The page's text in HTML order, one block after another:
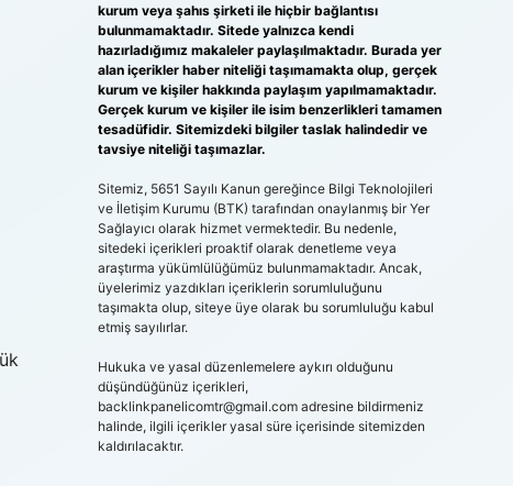
kurum veya şahıs şirketi ile hiçbir bağlantısı
bulunmamaktadır. Sitede yalnızca kendi
hazırladığımız makaleler paylaşılmaktadır. Burada yer
alan içerikler haber niteliği taşımamakta olup, gerçek
kurum ve kişiler hakkında paylaşım yapılmamaktadır.
Gerçek kurum ve kişiler ile isim benzerlikleri tamamen
tesadüfidir. Sitemizdeki bilgiler taslak halindedir ve
tavsiye niteliği taşımazlar.
Sitemiz, 5651 Sayılı Kanun gereğince Bilgi Teknolojileri
ve İletişim Kurumu (BTK) tarafından onaylanmış bir Yer
Sağlayıcı olarak hizmet vermektedir. Bu nedenle,
sitedeki içerikleri proaktif olarak denetleme veya
araştırma yükümlülüğümüz bulunmamaktadır. Ancak,
üyelerimiz yazdıkları içeriklerin sorumluluğunu
taşımakta olup, siteye üye olarak bu sorumluluğu kabul
etmiş sayılırlar.
Hukuka ve yasal düzenlemelere aykırı olduğunu
düşündüğünüz içerikleri,
backlinkpanelicomtr@gmail.comadresine bildirmeniz
halinde, ilgili içerikler yasal süre içerisinde sitemizden
kaldırılacaktır.